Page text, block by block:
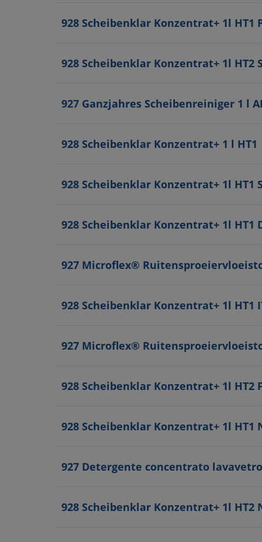
928 Scheibenklar Konzentrat+ 1l HT1
928 Scheibenklar Konzentrat+ 1l HT2
927 Ganzjahres Scheibenreiniger 1 l
928 Scheibenklar Konzentrat+ 1 l HT1
928 Scheibenklar Konzentrat+ 1l HT1
928 Scheibenklar Konzentrat+ 1l HT1
927 Microflex®
928 Scheibenklar Konzentrat+ 1l HT1
927 Microflex®
928 Scheibenklar Konzentrat+ 1l HT2
928 Scheibenklar Konzentrat+ 1l HT1
927 Detergente concentrato lavavetro
928 Scheibenklar Konzentrat+ 1l HT2